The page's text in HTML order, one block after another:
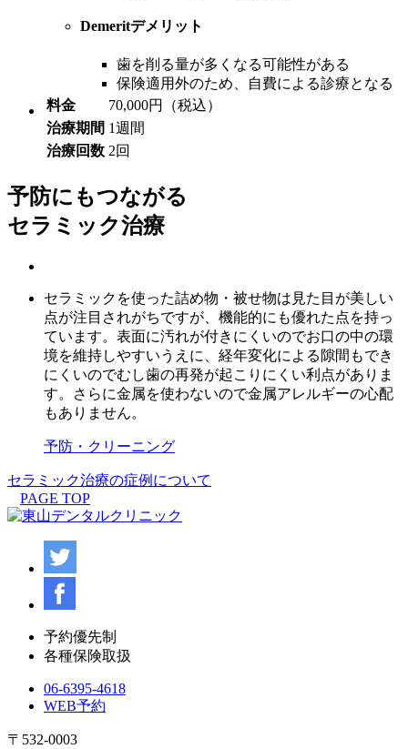
Demeritデメリット
歯を削る量が多くなる可能性がある
保険適用外のため、自費による診療となる
料金
70,000円（税込）
治療期間 1週間
治療回数 2回
予防にもつながる
セラミック治療
セラミックを使った詰め物・被せ物は見た目が美しい
点が注目されがちですが、機能的にも優れた点を持っ
ています。表面に汚れが付きにくいのでお口の中の環
境を維持しやすいうえに、経年変化による隙間もでき
にくいのでむし歯の再発が起こりにくい利点がありま
す。さらに金属を使わないので金属アレルギーの心配
もありません。
予防・クリーニング
セラミック治療の症例について
PAGE TOP
予約優先制
各種保険取扱
06-6395-4618
WEB予約
〒532-0003